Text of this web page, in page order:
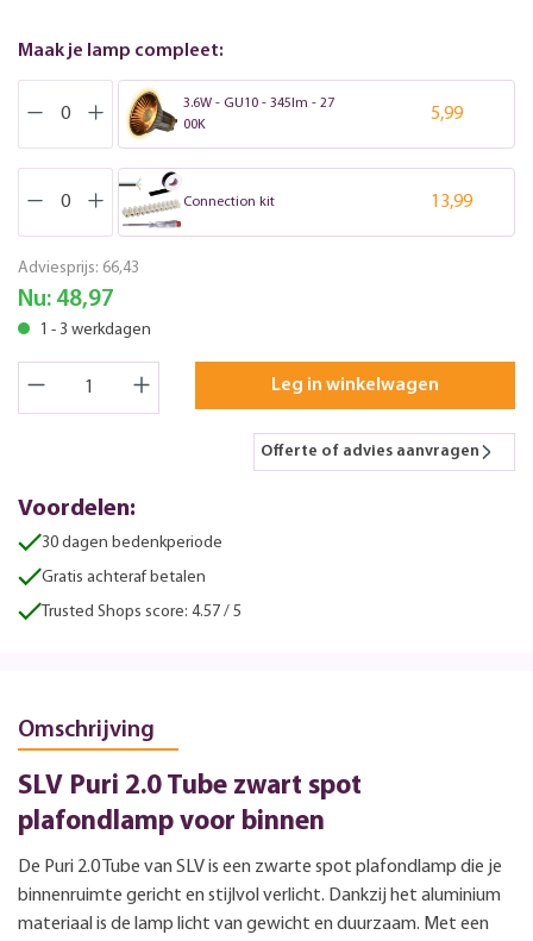
Maak je lamp compleet:
3.6W - GU10 - 345lm - 27
00K
5,99
Connection kit 13,99
Adviesprijs: 66,43
Nu: 48,97
1 - 3 werkdagen
Leg in winkelwagen
Offerte of advies aanvragen
Voordelen:
30 dagen bedenkperiode
Gratis achteraf betalen
Trusted Shops score: 4.57 / 5
Omschrijving
SLV Puri 2.0 Tube zwart spot
plafondlamp voor binnen
De Puri 2.0 Tube van SLV is een zwarte spot plafondlamp die je
binnenruimte gericht en stijlvol verlicht. Dankzij het aluminium
materiaal is de lamp licht van gewicht en duurzaam. Met een